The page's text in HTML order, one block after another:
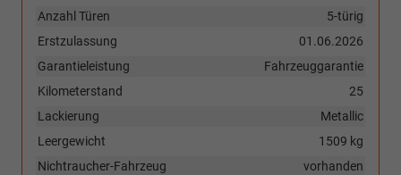
5-türig
Anzahl Türen
01.06.2026
Erstzulassung
Fahrzeuggarantie
Garantieleistung
25
Kilometerstand
Metallic
Lackierung
1509 kg
Leergewicht
vorhanden
Nichtraucher-Fahrzeug